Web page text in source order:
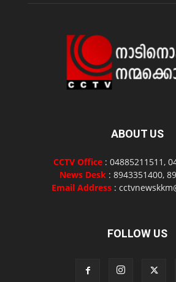
ABOUT US
CCTV Office: 04885211511,
News Desk: 8943351400,
Email Address :
FOLLOW US